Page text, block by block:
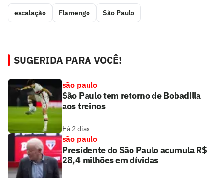
escalação Flamengo São Paulo
SUGERIDA PARA VOCÊ!
são paulo
São Paulo tem retorno de Bobadilla
aos treinos
Há 2 dias
são paulo
Presidente do São Paulo acumula R$
28,4 milhões em dívidas